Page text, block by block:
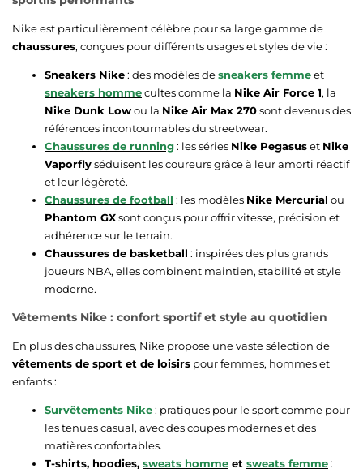
Nike est particulièrement célèbre pour sa large gamme de
chaussures, conçues pour différents usages et styles de vie :
Sneakers Nike: des modèles desneakers femmeet
sneakers hommecultes comme la Nike Air Force 1, la
Nike Dunk Lowou la Nike Air Max 270sont devenus des
références incontournables du streetwear.
Chaussures de running: les séries Nike Pegasuset Nike
Vaporflyséduisent les coureurs grâce à leur amorti réactif
et leur légèreté.
Chaussures de football : les modèles Nike Mercurial ou
Phantom GXsont conçus pour offrir vitesse, précision et
adhérence sur le terrain.
Chaussures de basketball : inspirées des plus grands
joueurs NBA, elles combinent maintien, stabilité et style
moderne.
Vêtements Nike : confort sportif et style au quotidien
En plus des chaussures, Nike propose une vaste sélection de
vêtements de sport et de loisirs pour femmes, hommes et
enfants :
Survêtements Nike: pratiques pour le sport comme pour
les tenues casual, avec des coupes modernes et des
matières confortables.
T-shirts, hoodies, sweats homme et sweats femme: